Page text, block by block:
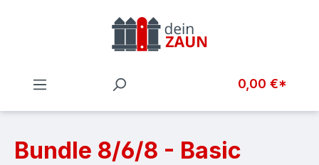
Zum Hauptinhalt springen
0,00 €*
Bundle 8/6/8 - Basic